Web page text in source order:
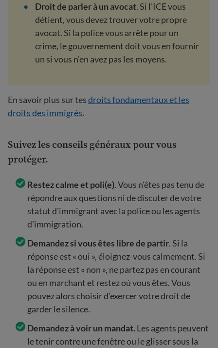
Droit de parler à un avocat. Si l'ICE vous
détient, vous devez trouver votre propre
avocat. Si la police vous arrête pour un
crime, le gouvernement doit vous en fournir
un si vous n'en avez pas les moyens.
En savoir plus sur tesdroits fondamentaux et les
droits des immigrés.
Suivez les conseils généraux pour vous
protéger.
Restez calme et poli(e). Vous n'êtes pas tenu de
répondre aux questions ni de discuter de votre
statut d'immigrant avec la police ou les agents
d'immigration.
Demandez si vous êtes libre de partir. Si la
réponse est « oui », éloignez-vous calmement. Si
la réponse est « non », ne partez pas en courant
ou en marchant et restez où vous êtes. Vous
pouvez alors choisir d’exercer votre droit de
garder le silence.
Demandez à voir un mandat.Les agents peuvent
le tenir contre une fenêtre ou le glisser sous la